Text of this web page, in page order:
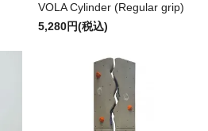
VOLA Cylinder (Regular grip)
5,280円(税込)